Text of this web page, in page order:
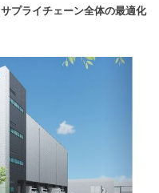
プライチェーン全体の最適化